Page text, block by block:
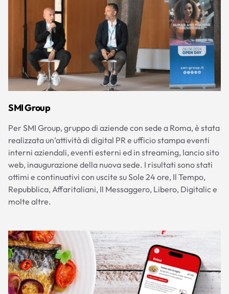
SMI Group
Per SMI Group, gruppo di aziende con sede a Roma, è stata
realizzata un’attività di digital PR e ufficio stampa eventi
interni aziendali, eventi esterni ed in streaming, lancio sito
web, inaugurazione della nuova sede. I risultati sono stati
ottimi e continuativi con uscite su Sole 24 ore, Il Tempo,
Repubblica, Affaritaliani, Il Messaggero, Libero, Digitalic e
molte altre.